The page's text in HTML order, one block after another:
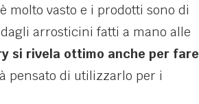
molto vasto e i prodotti sono di
arrosticini fatti a mano alle
si rivela ottimo anche per fare
pensato di utilizzarlo per i